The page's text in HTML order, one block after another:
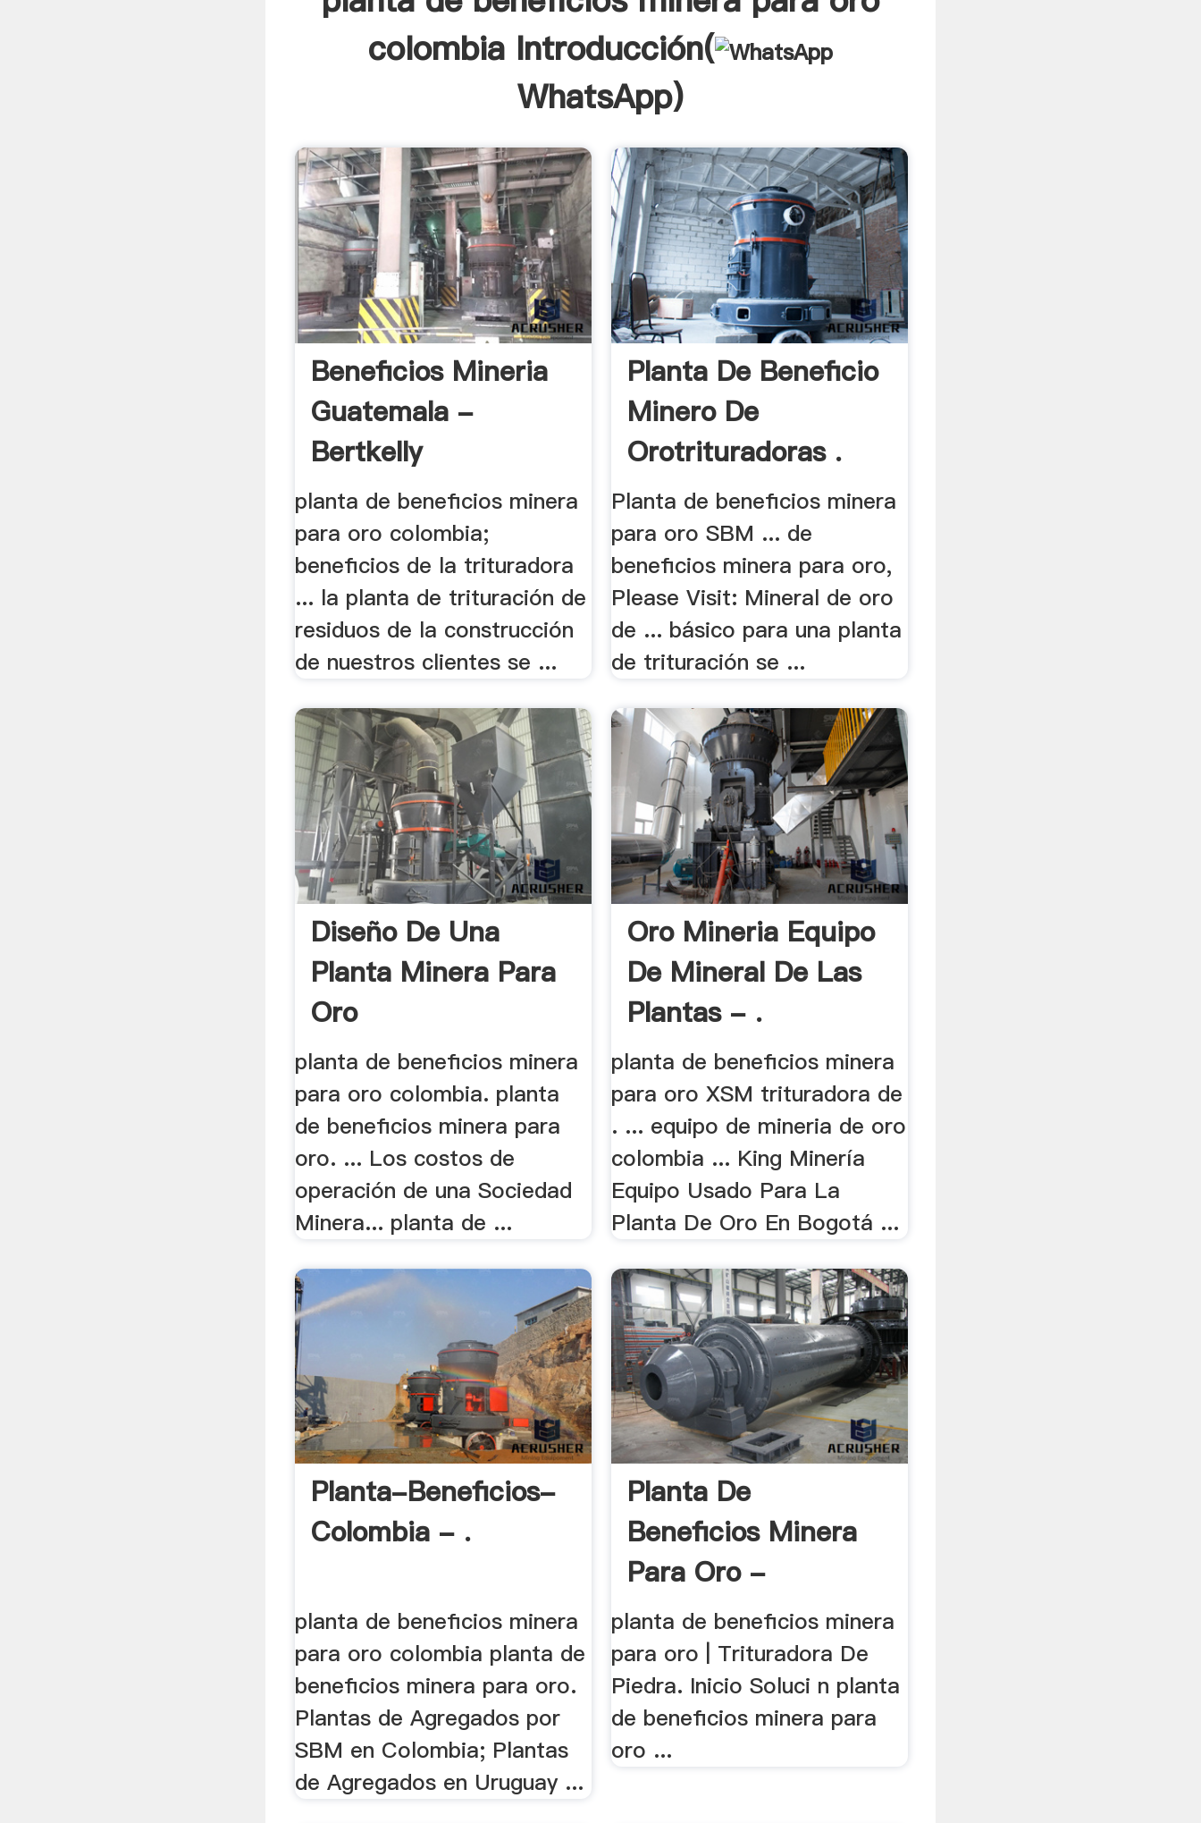
colombia Introducción(
WhatsApp)
Beneficios Mineria
Guatemala -
Bertkelly
planta de beneficios minera
para oro colombia;
beneficios de la trituradora
... la planta de trituración de
residuos de la construcción
de nuestros clientes se ...
Planta De Beneficio
Minero De
Orotrituradoras .
Planta de beneficios minera
para oro SBM ... de
beneficios minera para oro,
Please Visit: Mineral de oro
de ... básico para una planta
de trituración se ...
Diseño De Una
Planta Minera Para
Oro
planta de beneficios minera
para oro colombia. planta
de beneficios minera para
oro. ... Los costos de
operación de una Sociedad
Minera... planta de ...
Oro Mineria Equipo
De Mineral De Las
Plantas - .
planta de beneficios minera
para oro XSM trituradora de
. ... equipo de mineria de oro
colombia ... King Minería
Equipo Usado Para La
Planta De Oro En Bogotá ...
Planta-Beneficios-
Colombia - .
planta de beneficios minera
para oro colombia planta de
beneficios minera para oro.
Plantas de Agregados por
SBM en Colombia; Plantas
de Agregados en Uruguay ...
Planta De
Beneficios Minera
Para Oro -
Trituradora .
planta de beneficios minera
para oro | Trituradora De
Piedra. Inicio Soluci n planta
de beneficios minera para
oro ...